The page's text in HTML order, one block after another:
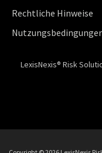
Rechtliche Hinweise
LexisNexis® Risk